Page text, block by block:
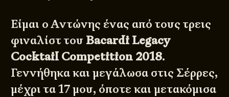
Είμαι ο Αντώνης ένας από τους τρεις
φιναλίστ του Bacardi Legacy
Cocktail Competition 2018.
Γεννήθηκα και μεγάλωσα στις Σέρρες,
μέχρι τα 17 μου, όποτε και μετακόμισα